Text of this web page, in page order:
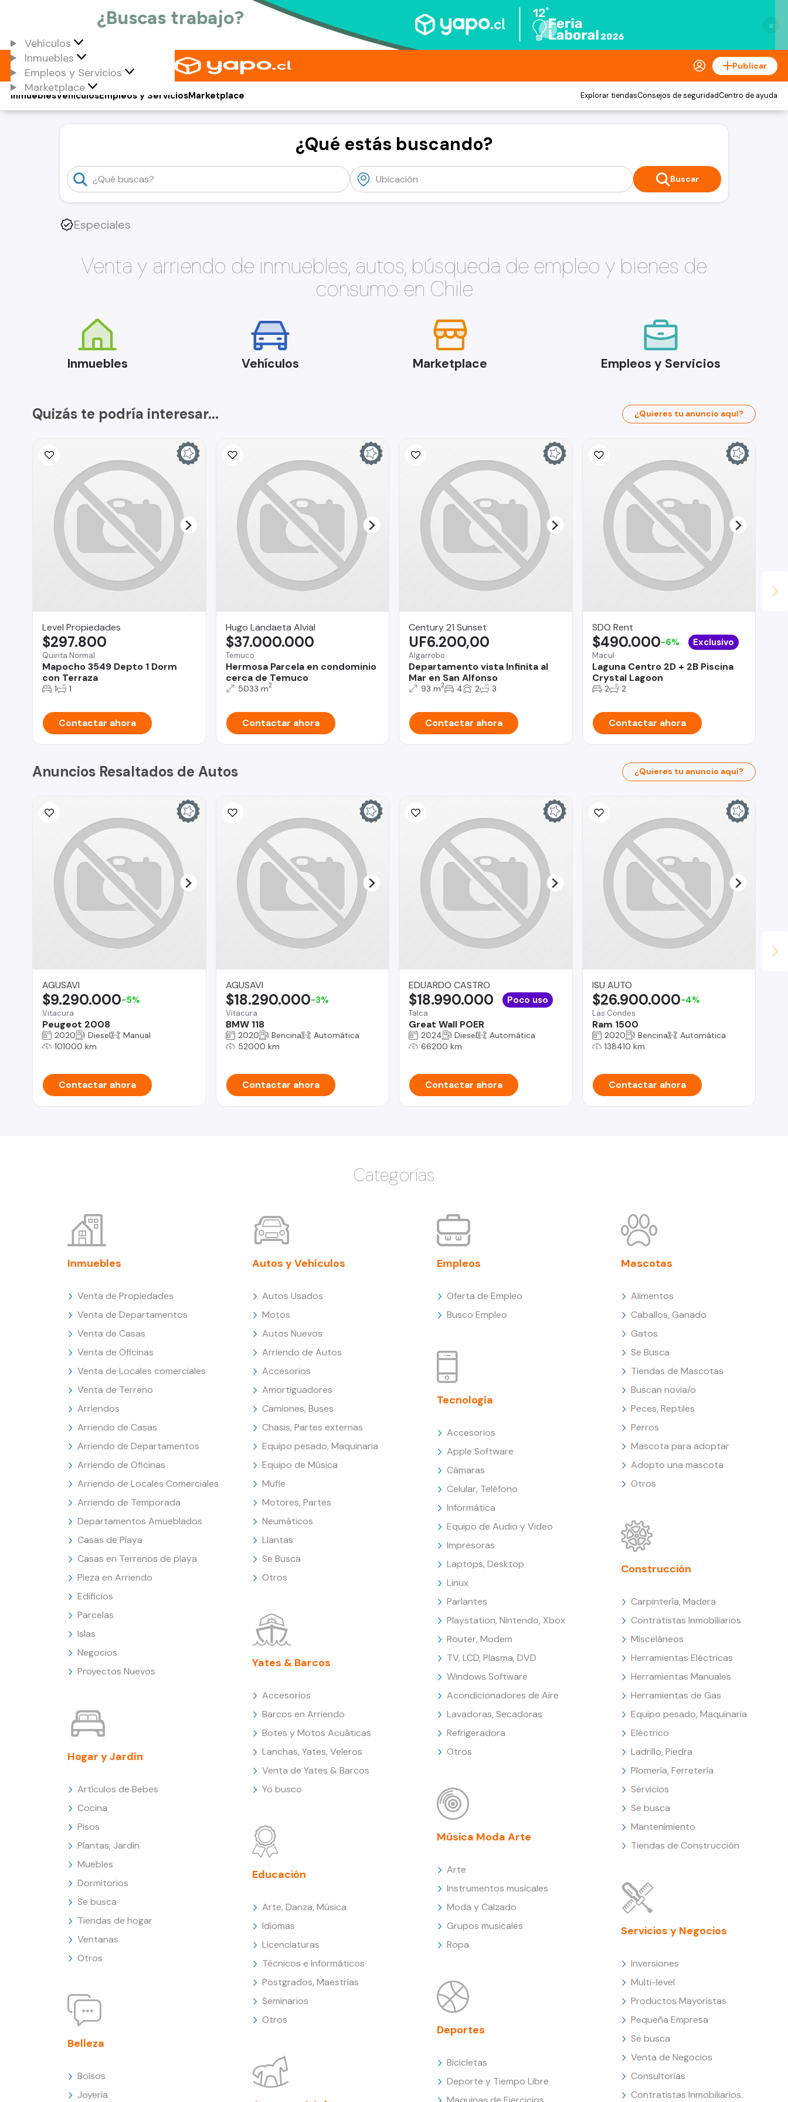
×
Vehículos
Inmuebles
Empleos y Servicios
Marketplace
Publicar
Vehículos
Inmuebles Empleos y ServiciosMarketplace Explorar tiendasConsejos de seguridadCentro de ayuda
¿Qué estás buscando?
Buscar
Especiales
Venta y arriendo de inmuebles, autos, búsqueda de empleo y bienes de
consumo en Chile
Inmuebles Vehículos Marketplace Empleos y Servicios
Quizás te podría interesar... ¿Quieres tu anuncio aquí?
Level Propiedades
Quinta Normal
Mapocho 3549 Depto 1 Dorm
con Terraza
$297.800
1 1
Contactar ahora
Hugo Landaeta Alvial
Temuco
Hermosa Parcela en condominio
cerca de Temuco
$37.000.000
5033 m2
Contactar ahora
Century 21 Sunset
Algarrobo
Departamento vista Infinita al
Mar en San Alfonso
UF6.200,00
93 m2 4 2 3
Contactar ahora
SDO Rent
Macul
Laguna Centro 2D + 2B Piscina
Crystal Lagoon
$490.000-6% Exclusivo
2 2
Contactar ahora
Anuncios Resaltados de Autos ¿Quieres tu anuncio aquí?
AGUSAVI
Vitacura
Peugeot 2008
$9.290.000-5%
2020 Diesel
Manual
101000 km
Contactar ahora
AGUSAVI
Vitacura
BMW 118
$18.290.000-3%
2020 Bencina
Automática
52000 km
Contactar ahora
EDUARDO CASTRO
Talca
Great Wall POER
$18.990.000 Poco uso
2024 Diesel
Automática
66200 km
Contactar ahora
ISU AUTO
Las Condes
Ram 1500
$26.900.000-4%
2020 Bencina
Automática
138410 km
Contactar ahora
Categorías
Inmuebles
Venta de Propiedades
Venta de Departamentos
Venta de Casas
Venta de Oficinas
Venta de Locales comerciales
Venta de Terreno
Arriendos
Arriendo de Casas
Arriendo de Departamentos
Arriendo de Oficinas
Arriendo de Locales Comerciales
Arriendo de Temporada
Departamentos Amueblados
Casas de Playa
Casas en Terrenos de playa
Pieza en Arriendo
Edificios
Parcelas
Islas
Negocios
Proyectos Nuevos
Hogar y Jardín
Artículos de Bebes
Cocina
Pisos
Plantas, Jardín
Muebles
Dormitorios
Se busca
Tiendas de hogar
Ventanas
Otros
Belleza
Bolsos
Joyería
Autos y Vehículos
Autos Usados
Motos
Autos Nuevos
Arriendo de Autos
Accesorios
Amortiguadores
Camiones, Buses
Chasis, Partes externas
Equipo pesado, Maquinaria
Equipo de Música
Mufle
Motores, Partes
Neumáticos
Llantas
Se Busca
Otros
Yates & Barcos
Accesorios
Barcos en Arriendo
Botes y Motos Acuáticas
Lanchas, Yates, Veleros
Venta de Yates & Barcos
Yo busco
Educación
Arte, Danza, Música
Idiomas
Licenciaturas
Técnicos e Informáticos
Postgrados, Maestrías
Seminarios
Otros
Empleos
Oferta de Empleo
Busco Empleo
Tecnología
Accesorios
Apple Software
Cámaras
Celular, Teléfono
Informática
Equipo de Audio y Video
Impresoras
Laptops, Desktop
Linux
Parlantes
Playstation, Nintendo, Xbox
Router, Modem
TV, LCD, Plasma, DVD
Windows Software
Acondicionadores de Aire
Lavadoras, Secadoras
Refrigeradora
Otros
Música Moda Arte
Arte
Instrumentos musicales
Moda y Calzado
Grupos musicales
Ropa
Deportes
Bicicletas
Deporte y Tiempo Libre
Mascotas
Alimentos
Caballos, Ganado
Gatos
Se Busca
Tiendas de Mascotas
Buscan novia/o
Peces, Reptiles
Perros
Mascota para adoptar
Adopto una mascota
Otros
Construcción
Carpintería, Madera
Contratistas Inmobiliarios
Misceláneos
Herramientas Eléctricas
Herramientas Manuales
Herramientas de Gas
Equipo pesado, Maquinaria
Eléctrico
Ladrillo, Piedra
Plomería, Ferretería
Servicios
Se busca
Mantenimiento
Tiendas de Construcción
Servicios y Negocios
Inversiones
Multi-level
Productos Mayoristas
Pequeña Empresa
Se busca
Venta de Negocios
Consultorías
Contratistas Inmobiliarios